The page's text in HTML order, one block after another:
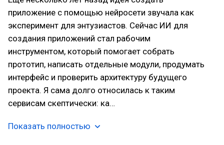
приложение с помощью нейросети звучала как
эксперимент для энтузиастов. Сейчас ИИ для
создания приложений стал рабочим
инструментом, который помогает собрать
прототип, написать отдельные модули, продумать
интерфейс и проверить архитектуру будущего
проекта. Я сама долго относилась к таким
сервисам скептически: ка…
Показать полностью